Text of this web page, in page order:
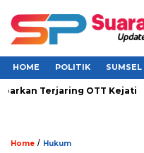
HOME POLITIK SUMSEL
Terjaring OTT Kejati
Home / Hukum